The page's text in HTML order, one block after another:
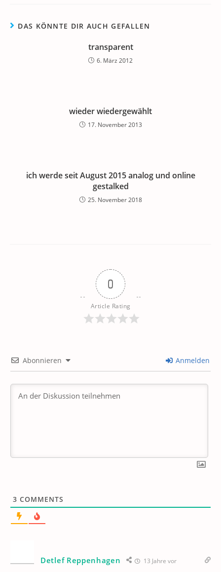
DAS KÖNNTE DIR AUCH GEFALLEN
transparent
6. März 2012
wieder wiedergewählt
17. November 2013
ich werde seit August 2015 analog und online
gestalked
25. November 2018
0
Article Rating
Abonnieren Anmelden
3 COMMENTS
Detlef Reppenhagen 13 Jahre vor